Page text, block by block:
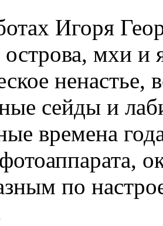
Игоря
мхи и
ненастье,
сейды и
времена
по